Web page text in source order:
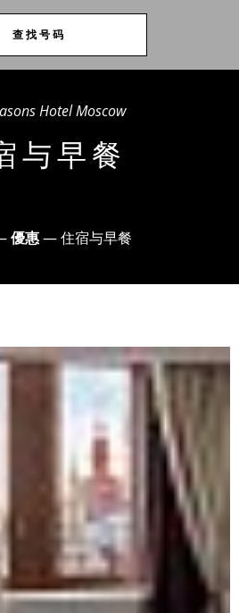
查找号码
Hotel Moscow
与早餐
優惠—住宿与早餐